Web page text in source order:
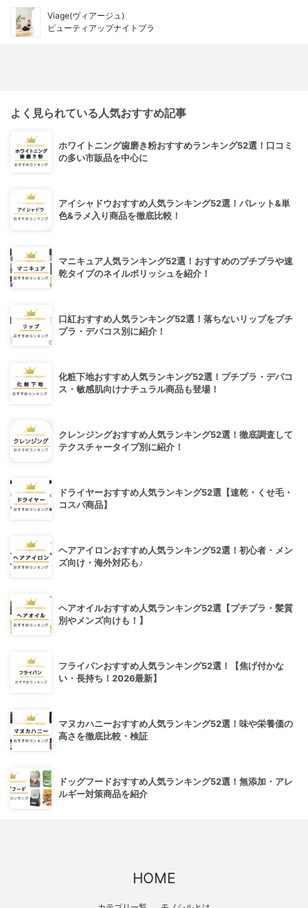
Viage(ヴィアージュ)
ビューティアップナイトブラ
よく見られている人気おすすめ記事
ホワイトニング歯磨き粉おすすめランキング52選！口コミ
の多い市販品を中心に
アイシャドウおすすめ人気ランキング52選！パレット&単
色&ラメ入り商品を徹底比較！
マニキュア人気ランキング52選！おすすめのプチプラや速
乾タイプのネイルポリッシュを紹介！
口紅おすすめ人気ランキング52選！落ちないリップをプチ
プラ・デパコス別に紹介！
化粧下地おすすめ人気ランキング52選！プチプラ・デパコ
ス・敏感肌向けナチュラル商品も登場！
クレンジングおすすめ人気ランキング52選！徹底調査して
テクスチャータイプ別に紹介！
ドライヤーおすすめ人気ランキング52選【速乾・くせ毛・
コスパ商品】
ヘアアイロンおすすめ人気ランキング52選！初心者・メン
ズ向け・海外対応も♪
ヘアオイルおすすめ人気ランキング52選【プチプラ・髪質
別やメンズ向けも！】
フライパンおすすめ人気ランキング52選！【焦げ付かな
い・長持ち！2026最新】
マヌカハニーおすすめ人気ランキング52選！味や栄養価の
高さを徹底比較・検証
ドッグフードおすすめ人気ランキング52選！無添加・アレ
ルギー対策商品を紹介
HOME